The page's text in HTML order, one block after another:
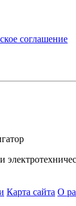
соглашение
Карта сайта О